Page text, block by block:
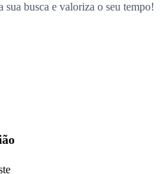
busca e valoriza o seu tempo!